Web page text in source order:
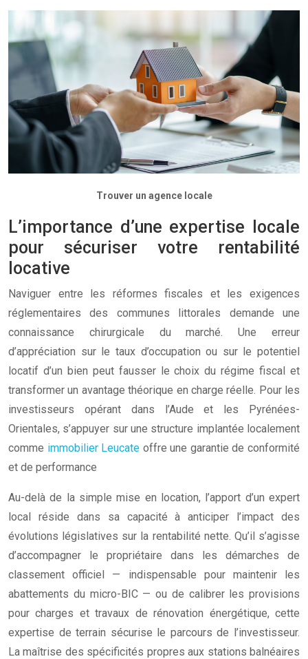
Trouver un agence locale
L’importance d’une expertise locale
pour sécuriser votre rentabilité
locative
Naviguer entre les réformes fiscales et les exigences
réglementaires des communes littorales demande une
connaissance chirurgicale du marché. Une erreur
d’appréciation sur le taux d’occupation ou sur le potentiel
locatif d’un bien peut fausser le choix du régime fiscal et
transformer un avantage théorique en charge réelle. Pour les
investisseurs opérant dans l’Aude et les Pyrénées-
Orientales, s’appuyer sur une structure implantée localement
comme immobilier Leucate offre une garantie de conformité
et de performance
Au-delà de la simple mise en location, l’apport d’un expert
local réside dans sa capacité à anticiper l’impact des
évolutions législatives sur la rentabilité nette. Qu’il s’agisse
d’accompagner le propriétaire dans les démarches de
classement officiel — indispensable pour maintenir les
abattements du micro-BIC — ou de calibrer les provisions
pour charges et travaux de rénovation énergétique, cette
expertise de terrain sécurise le parcours de l’investisseur.
La maîtrise des spécificités propres aux stations balnéaires